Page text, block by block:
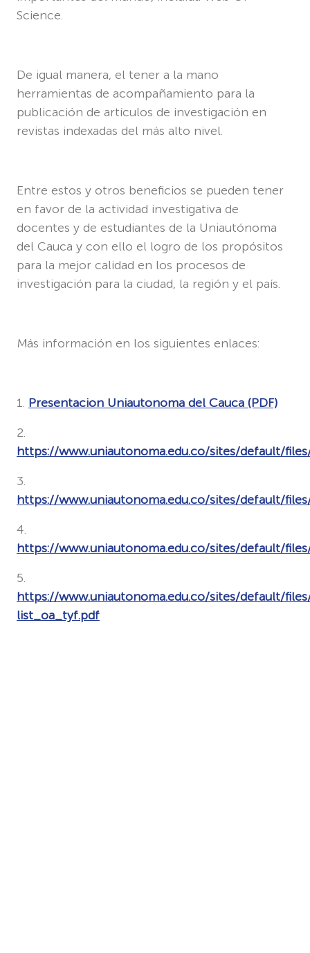
Science.
De igual manera, el tener a la mano
herramientas de acompañamiento para la
publicación de artículos de investigación en
revistas indexadas del más alto nivel.
Entre estos y otros beneficios se pueden tener
en favor de la actividad investigativa de
docentes y de estudiantes de la Uniautónoma
del Cauca y con ello el logro de los propósitos
para la mejor calidad en los procesos de
investigación para la ciudad, la región y el país.
Más información en los siguientes enlaces:
1. Presentacion Uniautonoma del Cauca (PDF)
2.
https://www.uniautonoma.edu.co/sites/default/
3.
https://www.uniautonoma.edu.co/sites/default/
4.
https://www.uniautonoma.edu.co/sites/default/
5.
https://www.uniautonoma.edu.co/sites/default/
list_oa_tyf.pdf